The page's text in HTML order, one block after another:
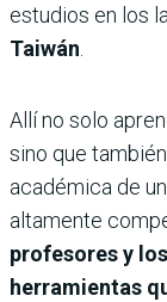
estudios en los
Taiwán
Allí no solo
sino que
académica de
altamente
profesores y
herramientas